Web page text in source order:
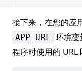
接下来，在您的应
APP_URL 环境
程序时使用的 URL